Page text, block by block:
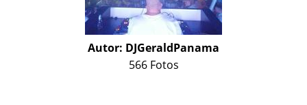
Autor: DJGeraldPanama
566 Fotos